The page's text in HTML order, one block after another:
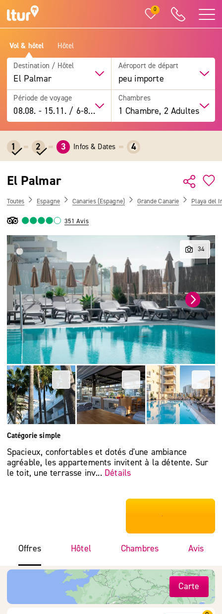
0
Vol & hôtel Hôtel
Destination / Hôtel
El Palmar
Aéroport de départ
peu importe
Période de voyage
08.08. -15.11. / 6-8 jours
Chambres
1 Chambre, 2 Adultes
1 2 3 Infos & Dates 4
El Palmar
Toutes Espagne Canaries (Espagne) Grande Canarie Playa del
351 Avis
Catégorie simple
Spacieux, confortables et dotés d'une ambiance
agréable, les appartements invitent à la détente. Sur
le toit, une terrasse inv... Détails
***************
Offres Hôtel Chambres Avis
Carte